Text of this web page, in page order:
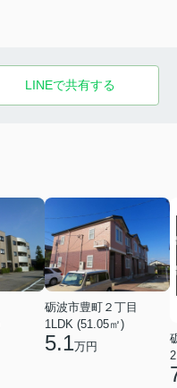
LINEで共有する
砺波市豊町２丁目
1LDK (51.05㎡)
5.1万円